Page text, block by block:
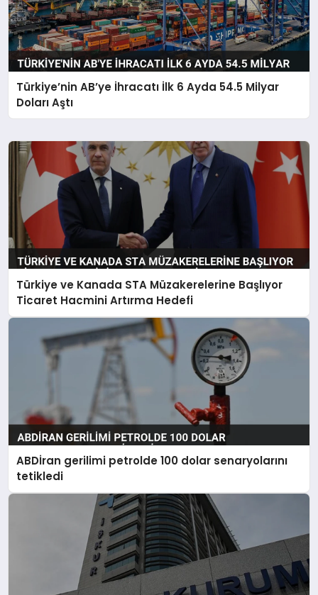
Türkiye’nin AB’ye İhracatı İlk 6 Ayda 54.5 Milyar
Doları Aştı
Türkiye ve Kanada STA Müzakerelerine Başlıyor
Ticaret Hacmini Artırma Hedefi
ABDİran gerilimi petrolde 100 dolar senaryolarını
tetikledi